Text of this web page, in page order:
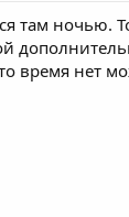
там
время нет